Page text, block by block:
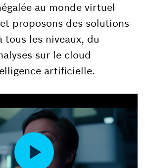
au monde virtuel
proposons des solutions
tous les niveaux, du
sur le cloud
artificielle.